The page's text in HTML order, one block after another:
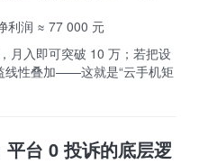
利润 ≈ 77 000 元
月入即可突破 10 万；若把设
线性叠加——这就是“云手机矩
台 0 投诉的底层逻